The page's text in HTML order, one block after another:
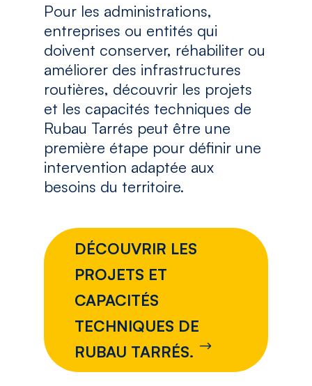
Pour les administrations,
entreprises ou entités qui
doivent conserver, réhabiliter ou
améliorer des infrastructures
routières, découvrir les projets
et les capacités techniques de
Rubau Tarrés peut être une
première étape pour définir une
intervention adaptée aux
besoins du territoire.
DÉCOUVRIR LES
PROJETS ET
CAPACITÉS
TECHNIQUES DE
RUBAU TARRÉS.